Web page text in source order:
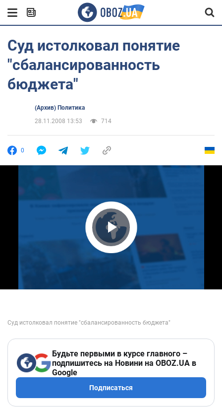
Суд истолковал понятие
"сбалансированность
бюджета"
(Архив) Политика
28.11.2008 13:53
714
0
Play Video
Будьте первыми в курсе главного –
подпишитесь на Новини на OBOZ.UA в
Google
Подписаться